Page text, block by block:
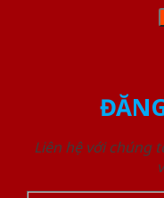
Liên hệ với chúng